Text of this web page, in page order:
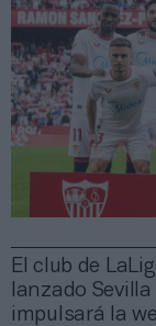
El club de
lanzado
impulsará la